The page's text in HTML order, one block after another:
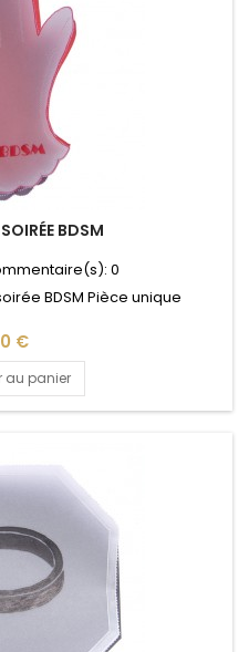
BDSM
0
BDSM Pièce unique
€
au panier